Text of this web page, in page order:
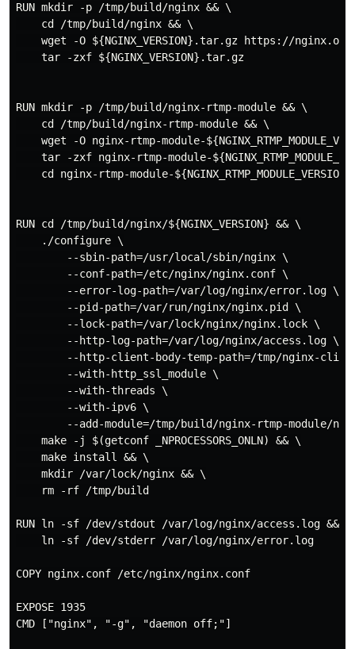
RUN mkdir -p /tmp/build/nginx && \
    cd /tmp/build/nginx && \
wget -O ${NGINX_VERSION}.tar.gz https://
    tar -zxf ${NGINX_VERSION}.tar.gz
RUN mkdir -p /tmp/build/nginx-rtmp-module && \
    cd /tmp/build/nginx-rtmp-module && \
wget -O nginx-rtmp-module-
tar -zxf nginx-rtmp-module-
    cd nginx-rtmp-module-${NGINX_RTMP_MODULE_VERSION}
RUN cd /tmp/build/nginx/${NGINX_VERSION} && \
    ./configure \
        --sbin-path=/usr/local/sbin/nginx \
        --conf-path=/etc/nginx/nginx.conf \
        --error-log-path=/var/log/nginx/error.log \
        --pid-path=/var/run/nginx/nginx.pid \
        --lock-path=/var/lock/nginx/nginx.lock \
        --http-log-path=/var/log/nginx/access.log \
--http-client-body-temp-path=/tmp/nginx-
        --with-http_ssl_module \
        --with-threads \
        --with-ipv6 \
--add-module=/tmp/build/nginx-rtmp-module/
    make -j $(getconf _NPROCESSORS_ONLN) && \
    make install && \
    mkdir /var/lock/nginx && \
    rm -rf /tmp/build
RUN ln -sf /dev/stdout /var/log/nginx/access.log && \
    ln -sf /dev/stderr /var/log/nginx/error.log
COPY nginx.conf /etc/nginx/nginx.conf
EXPOSE 1935
CMD ["nginx", "-g", "daemon off;"]